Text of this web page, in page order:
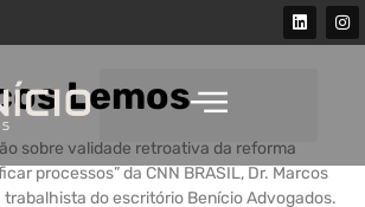
Lemos
sobre validade retroativa da reforma
processos” da CNN BRASIL, Dr. Marcos
trabalhista do escritório Benício Advogados.